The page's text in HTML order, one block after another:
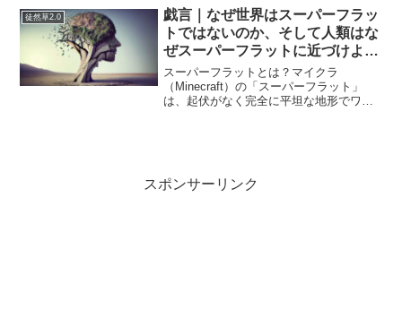
円を稼ぐ中国人白タク。→ まじめに働
い...
徒然草2.0
戯言｜なぜ世界はスーパーフラッ
トではないのか、そして人類はな
ぜスーパーフラットに近づけよう
としないのか。
スーパーフラットとは？マイクラ
（Minecraft）の「スーパーフラット」
は、起伏がなく完全に平坦な地形でワー
スポンサーリンク